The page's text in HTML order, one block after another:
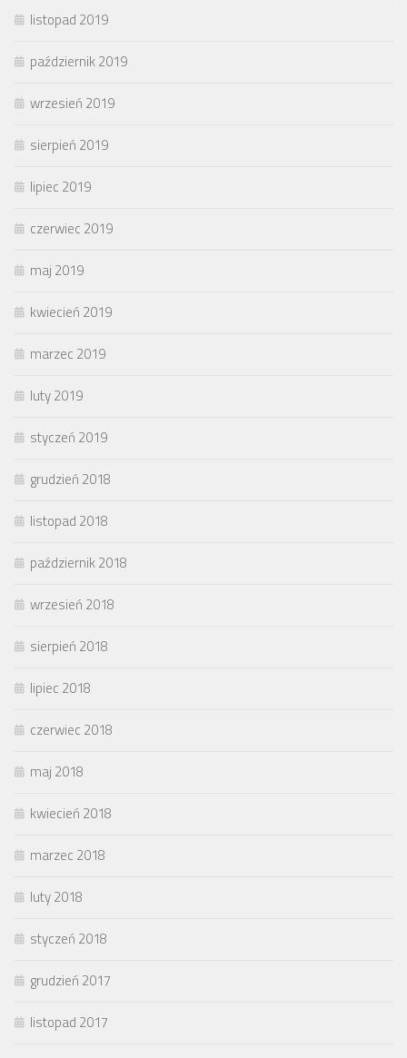
listopad 2019
październik 2019
wrzesień 2019
sierpień 2019
lipiec 2019
czerwiec 2019
maj 2019
kwiecień 2019
marzec 2019
luty 2019
styczeń 2019
grudzień 2018
listopad 2018
październik 2018
wrzesień 2018
sierpień 2018
lipiec 2018
czerwiec 2018
maj 2018
kwiecień 2018
marzec 2018
luty 2018
styczeń 2018
grudzień 2017
listopad 2017